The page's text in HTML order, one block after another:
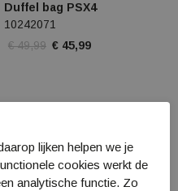
Duffel bag PSX4
10242071
€ 49,99 € 45,99
lijken helpen we je
cookies werkt de
analytische functie. Zo